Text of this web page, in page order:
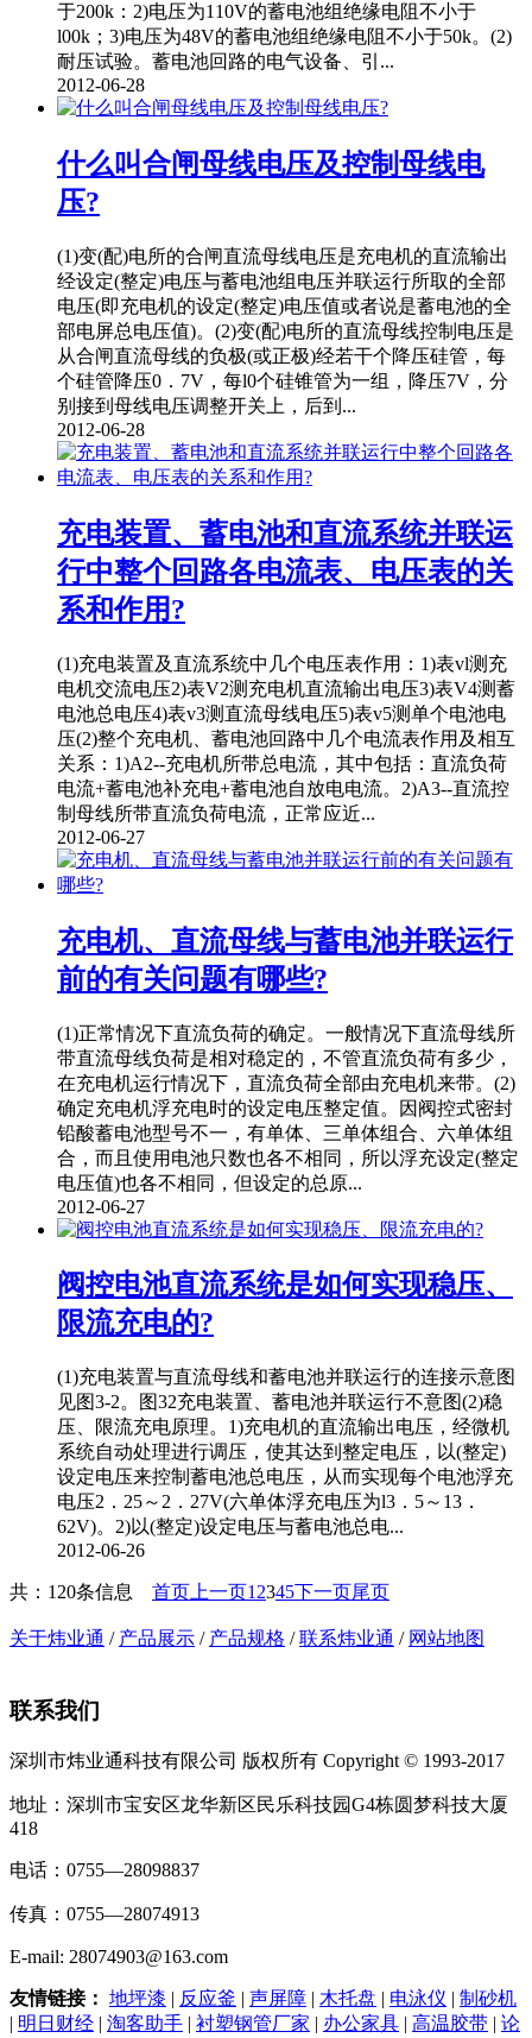
于200k：2)电压为110V的蓄电池组绝缘电阻不小于
l00k；3)电压为48V的蓄电池组绝缘电阻不小于50k。(2)
耐压试验。蓄电池回路的电气设备、引...
2012-06-28
什么叫合闸母线电压及控制母线电
压?
(1)变(配)电所的合闸直流母线电压是充电机的直流输出
经设定(整定)电压与蓄电池组电压并联运行所取的全部
电压(即充电机的设定(整定)电压值或者说是蓄电池的全
部电屏总电压值)。(2)变(配)电所的直流母线控制电压是
从合闸直流母线的负极(或正极)经若干个降压硅管，每
个硅管降压0．7V，每l0个硅锥管为一组，降压7V，分
别接到母线电压调整开关上，后到...
2012-06-28
充电装置、蓄电池和直流系统并联运
行中整个回路各电流表、电压表的关
系和作用?
(1)充电装置及直流系统中几个电压表作用：1)表vl测充
电机交流电压2)表V2测充电机直流输出电压3)表V4测蓄
电池总电压4)表v3测直流母线电压5)表v5测单个电池电
压(2)整个充电机、蓄电池回路中几个电流表作用及相互
关系：1)A2--充电机所带总电流，其中包括：直流负荷
电流+蓄电池补充电+蓄电池自放电电流。2)A3--直流控
制母线所带直流负荷电流，正常应近...
2012-06-27
充电机、直流母线与蓄电池并联运行
前的有关问题有哪些?
(1)正常情况下直流负荷的确定。一般情况下直流母线所
带直流母线负荷是相对稳定的，不管直流负荷有多少，
在充电机运行情况下，直流负荷全部由充电机来带。(2)
确定充电机浮充电时的设定电压整定值。因阀控式密封
铅酸蓄电池型号不一，有单体、三单体组合、六单体组
合，而且使用电池只数也各不相同，所以浮充设定(整定
电压值)也各不相同，但设定的总原...
2012-06-27
阀控电池直流系统是如何实现稳压、
限流充电的?
(1)充电装置与直流母线和蓄电池并联运行的连接示意图
见图3-2。图32充电装置、蓄电池并联运行不意图(2)稳
压、限流充电原理。1)充电机的直流输出电压，经微机
系统自动处理进行调压，使其达到整定电压，以(整定)
设定电压来控制蓄电池总电压，从而实现每个电池浮充
电压2．25～2．27V(六单体浮充电压为l3．5～13．
62V)。2)以(整定)设定电压与蓄电池总电...
2012-06-26
共：120条信息 首页 上一页1 2345下一页尾页
关于炜业通 / 产品展示 / 产品规格 /联系炜业通 / 网站地图
联系我们
深圳市炜业通科技有限公司 版权所有 Copyright © 1993-2017
地址：深圳市宝安区龙华新区民乐科技园G4栋圆梦科技大厦
418
电话：0755—28098837
传真：0755—28074913
E-mail: 28074903@163.com
友情链接： 地坪漆 | 反应釜 | 声屏障 | 木托盘 | 电泳仪 | 制砂机
| 明日财经 | 淘客助手 | 衬塑钢管厂家 | 办公家具 | 高温胶带 | 论